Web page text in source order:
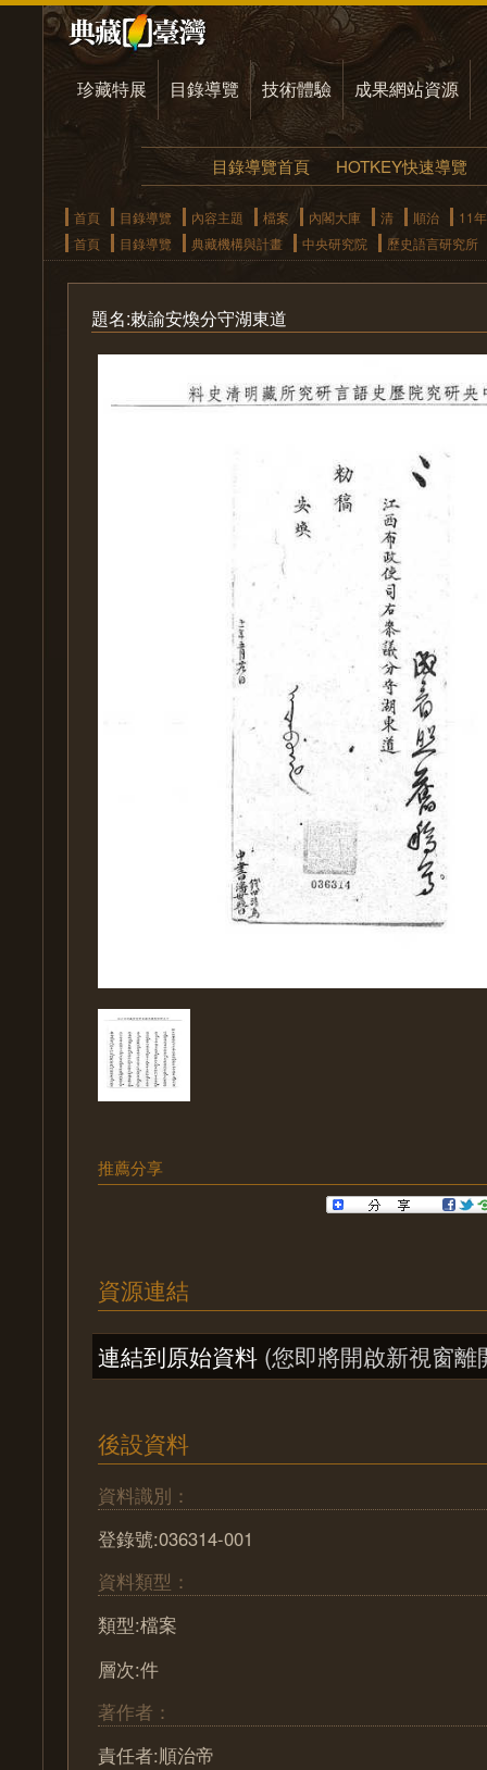
珍藏特展 目錄導覽 技術體驗 成果網站資源
目錄導覽首頁 HOTKEY快速導覽
首頁 目錄導覽 內容主題 檔案 內閣大庫 清 順治
11年
首頁
目錄導覽 典藏機構與計畫 中央研究院 歷史語言研究所
題名:敕諭安煥分守湖東道
推薦分享
資源連結
連結到原始資料 (您即將開啟新視窗離
後設資料
資料識別：
登錄號:036314-001
資料類型：
類型:檔案
層次:件
著作者：
責任者:順治帝